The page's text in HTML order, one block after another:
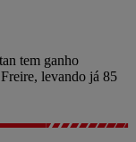
tem ganho
levando já 85